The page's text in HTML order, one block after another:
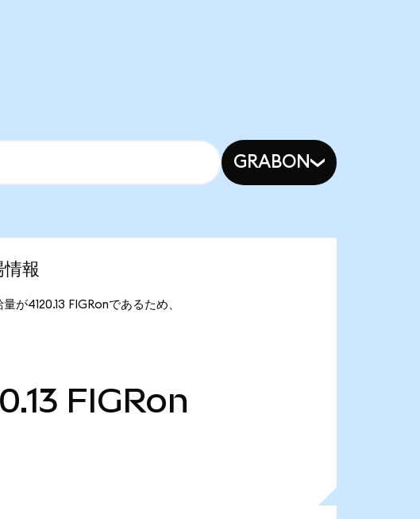
GRABON
報
4120.13 FIGRonであるため、
FIGRon